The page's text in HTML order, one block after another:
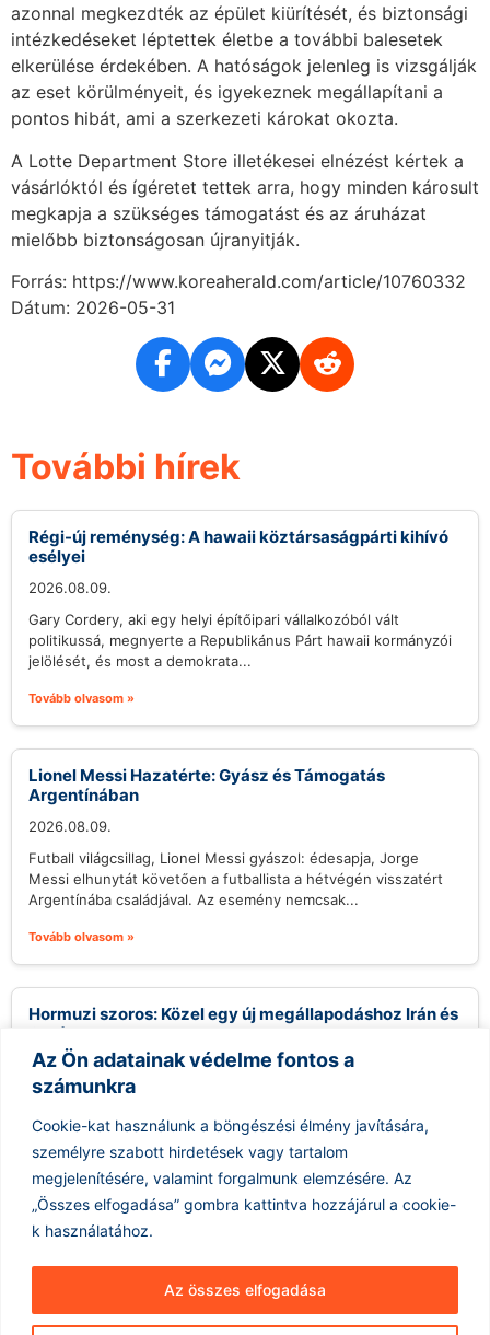
Az Ön adatainak védelme fontos a
számunkra
Cookie-kat használunk a böngészési élmény javítására,
személyre szabott hirdetések vagy tartalom
megjelenítésére, valamint forgalmunk elemzésére. Az
„Összes elfogadása” gombra kattintva hozzájárul a cookie-
k használatához.
Az összes elfogadása
azonnal megkezdték az épület kiürítését, és biztonsági
intézkedéseket léptettek életbe a további balesetek
elkerülése érdekében. A hatóságok jelenleg is vizsgálják
az eset körülményeit, és igyekeznek megállapítani a
pontos hibát, ami a szerkezeti károkat okozta.
A Lotte Department Store illetékesei elnézést kértek a
vásárlóktól és ígéretet tettek arra, hogy minden károsult
megkapja a szükséges támogatást és az áruházat
mielőbb biztonságosan újranyitják.
Forrás: https://www.koreaherald.com/article/10760332
Dátum: 2026-05-31
További hírek
Régi-új reménység: A hawaii köztársaságpárti kihívó
esélyei
2026.08.09.
Gary Cordery, aki egy helyi építőipari vállalkozóból vált
politikussá, megnyerte a Republikánus Párt hawaii kormányzói
jelölését, és most a demokrata...
Tovább olvasom »
Lionel Messi Hazatérte: Gyász és Támogatás
Argentínában
2026.08.09.
Futball világcsillag, Lionel Messi gyászol: édesapja, Jorge
Messi elhunytát követően a futballista a hétvégén visszatért
Argentínába családjával. Az esemény nemcsak...
Tovább olvasom »
Hormuzi szoros: Közel egy új megállapodáshoz Irán és
Omán
2026.08.09.
Irán közel áll egy új megállapodás aláírásához Ománnal, amely
egy új tengeri tranzitútvonalat hozna létre a Hormuzi-
szorosban. Abbas Araghchi iráni...
Tovább olvasom »